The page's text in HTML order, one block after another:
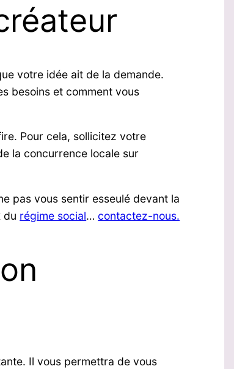
votre idée ait de la demande.
besoins et comment vous
Pour cela, sollicitez votre
la concurrence locale sur
pas vous sentir esseulé devant la
du régime social… contactez-nous.
Il vous permettra de vous